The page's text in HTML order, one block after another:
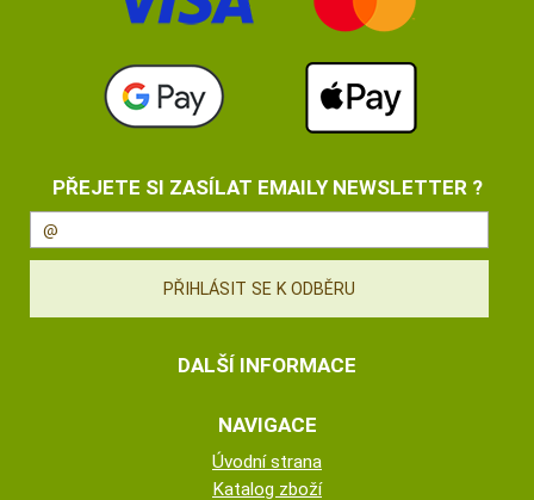
PŘEJETE SI ZASÍLAT EMAILY NEWSLETTER ?
DALŠÍ INFORMACE
NAVIGACE
Úvodní strana
Katalog zboží